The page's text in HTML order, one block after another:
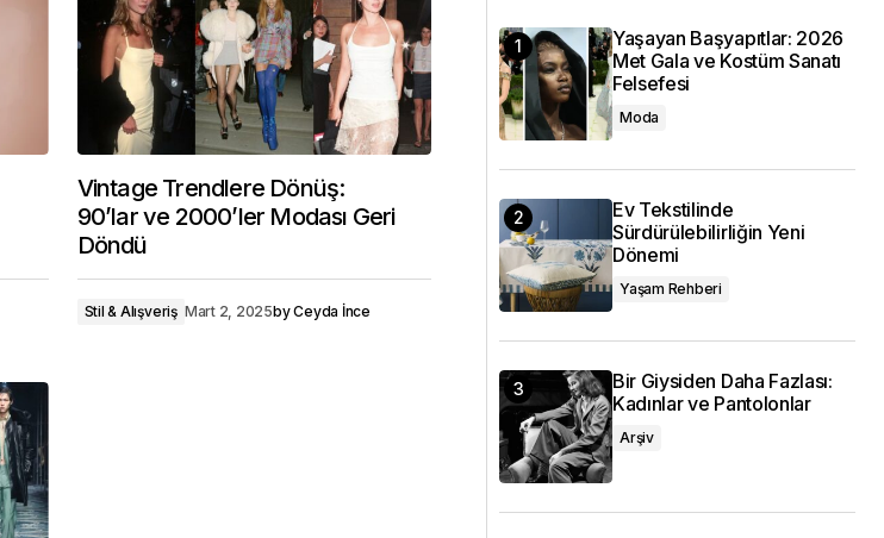
Vintage Trendlere Dönüş:
90’lar ve 2000’ler Modası Geri
Döndü
Stil & Alışveriş Mart 2, 2025byCeyda İnce
Yaşayan Başyapıtlar: 2026
Met Gala ve Kostüm Sanatı
Felsefesi
Moda
Ev Tekstilinde
Sürdürülebilirliğin Yeni
Dönemi
Yaşam Rehberi
Bir Giysiden Daha Fazlası:
Kadınlar ve Pantolonlar
Arşiv